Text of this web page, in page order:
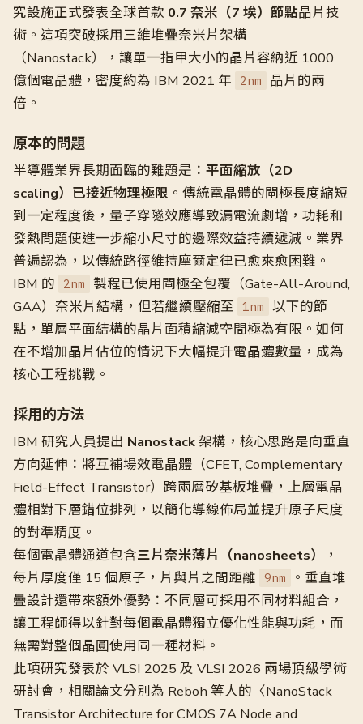
究設施正式發表全球首款 0.7 奈米（7 埃）節點晶片技
術。這項突破採用三維堆疊奈米片架構
（Nanostack），讓單一指甲大小的晶片容納近 1000
億個電晶體，密度約為 IBM 2021 年
2nm
晶片的兩
倍。
原本的問題
半導體業界長期面臨的難題是： 平面縮放（2D
scaling）已接近物理極限 。傳統電晶體的閘極長度縮短
到一定程度後，量子穿隧效應導致漏電流劇增，功耗和
發熱問題使進一步縮小尺寸的邊際效益持續遞減。業界
普遍認為，以傳統路徑維持摩爾定律已愈來愈困難。
IBM 的
2nm 製程已使用閘極全包覆（Gate-All-Around,
GAA）奈米片結構，但若繼續壓縮至 1nm 以下的節
點，單層平面結構的晶片面積縮減空間極為有限。如何
在不增加晶片佔位的情況下大幅提升電晶體數量，成為
核心工程挑戰。
採用的方法
IBM 研究人員提出 Nanostack 架構，核心思路是向垂直
方向延伸：將互補場效電晶體（CFET, Complementary
Field-Effect Transistor）跨兩層矽基板堆疊，上層電晶
體相對下層錯位排列，以簡化導線佈局並提升原子尺度
的對準精度。
每個電晶體通道包含三片奈米薄片（nanosheets）
，
每片厚度僅 15 個原子，片與片之間距離 9nm
。垂直堆
疊設計還帶來額外優勢：不同層可採用不同材料組合，
讓工程師得以針對每個電晶體獨立優化性能與功耗，而
無需對整個晶圓使用同一種材料。
此項研究發表於 VLSI 2025 及 VLSI 2026 兩場頂級學術
研討會，相關論文分別為 Reboh 等人的〈NanoStack
Transistor Architecture for CMOS 7A Node and